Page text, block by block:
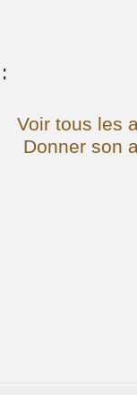
Voir tous les
Donner son